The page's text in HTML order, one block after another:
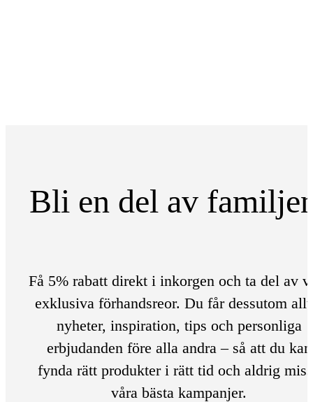
Bli en del av
Få 5% rabatt direkt i inkorgen och ta del av
exklusiva förhandsreor. Du får dessutom
nyheter, inspiration, tips och personliga
erbjudanden före alla andra – så att du kan
fynda rätt produkter i rätt tid och aldrig
våra bästa kampanjer.